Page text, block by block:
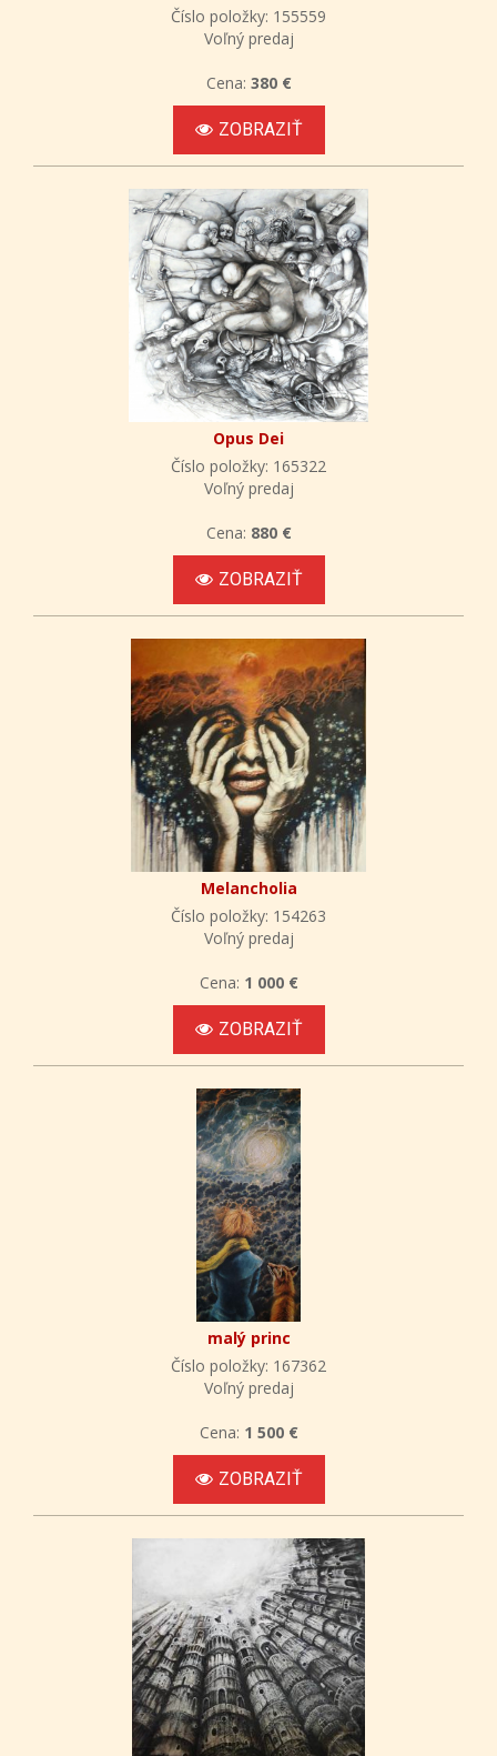
Číslo položky: 155559
Voľný predaj
Cena: 380 €
ZOBRAZIŤ
Opus Dei
Číslo položky: 165322
Voľný predaj
Cena: 880 €
ZOBRAZIŤ
Melancholia
Číslo položky: 154263
Voľný predaj
Cena: 1 000 €
ZOBRAZIŤ
malý princ
Číslo položky: 167362
Voľný predaj
Cena: 1 500 €
ZOBRAZIŤ